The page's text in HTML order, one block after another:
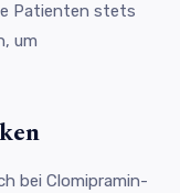
Patienten stets
um
bei Clomipramin-